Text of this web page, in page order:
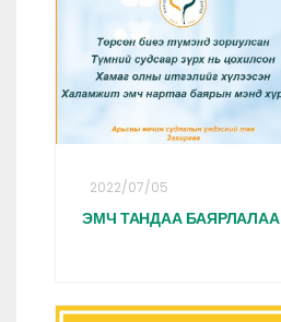
2022/07/05
ЭМЧ ТАНДАА БАЯРЛАЛАА